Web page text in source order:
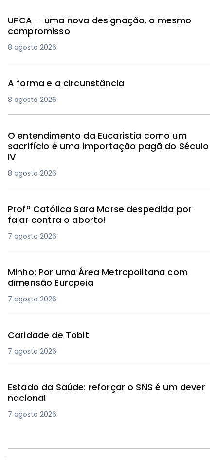
UPCA – uma nova designação, o mesmo
compromisso
8 agosto 2026
A forma e a circunstância
8 agosto 2026
O entendimento da Eucaristia como um
sacrifício é uma importação pagã do Século
IV
8 agosto 2026
Profª Católica Sara Morse despedida por
falar contra o aborto!
7 agosto 2026
Minho: Por uma Área Metropolitana com
dimensão Europeia
7 agosto 2026
Caridade de Tobit
7 agosto 2026
Estado da Saúde: reforçar o SNS é um dever
nacional
7 agosto 2026